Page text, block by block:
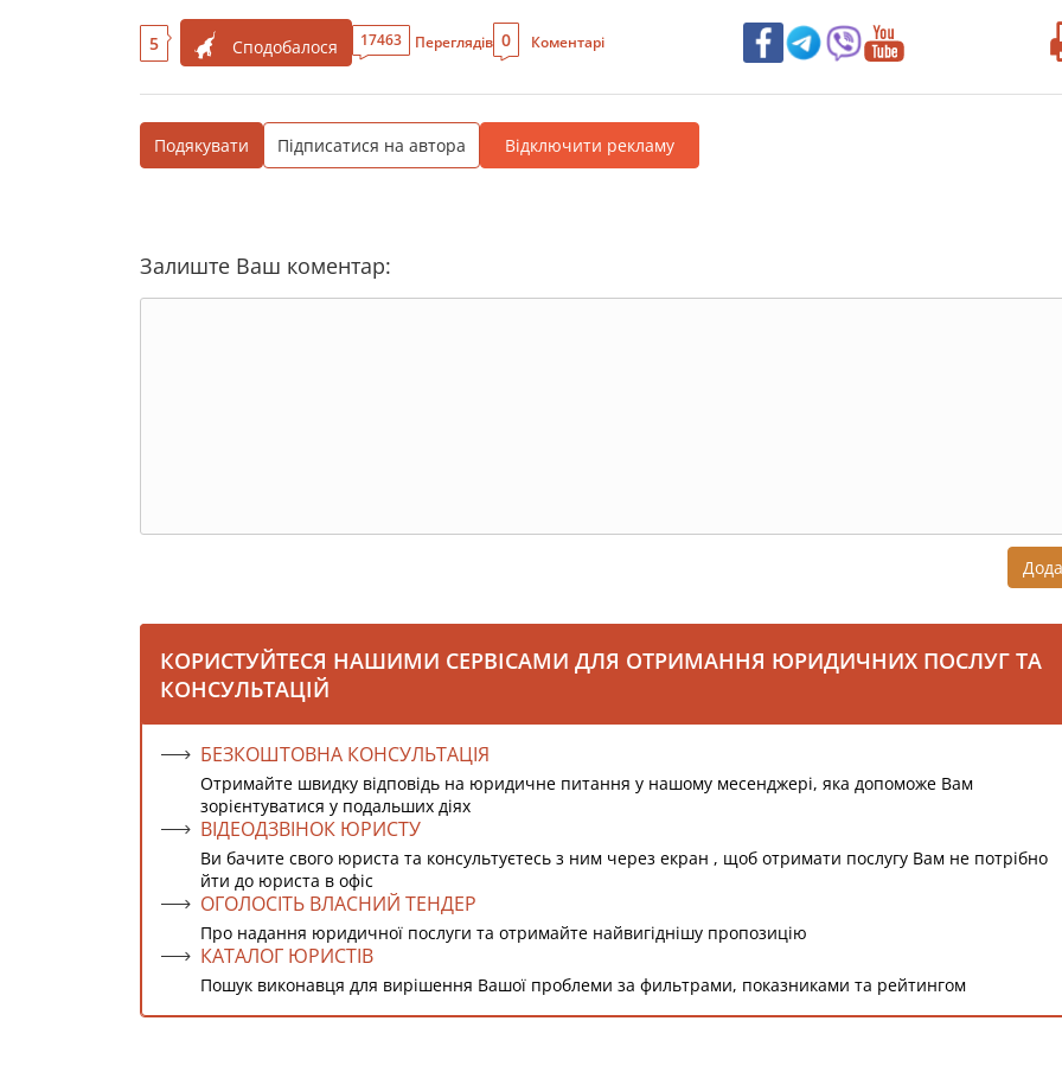
5 Сподобалося 17463 Переглядів 0 Коментарі
Подякувати Підписатися на автора Відключити рекламу
Залиште Ваш коментар:
КОРИСТУЙТЕСЯ НАШИМИ СЕРВІСАМИ ДЛЯ ОТРИМАННЯ ЮРИДИЧНИХ ПОСЛУГ ТА
КОНСУЛЬТАЦІЙ
БЕЗКОШТОВНА КОНСУЛЬТАЦІЯ
Отримайте швидку відповідь на юридичне питання у нашому месенджері, яка допоможе Вам
зорієнтуватися у подальших діях
ВІДЕОДЗВІНОК ЮРИСТУ
Ви бачите свого юриста та консультуєтесь з ним через екран , щоб отримати послугу Вам не потрібно
йти до юриста в офіс
ОГОЛОСІТЬ ВЛАСНИЙ ТЕНДЕР
Про надання юридичної послуги та отримайте найвигіднішу пропозицію
КАТАЛОГ ЮРИСТІВ
Пошук виконавця для вирішення Вашої проблеми за фильтрами, показниками та рейтингом